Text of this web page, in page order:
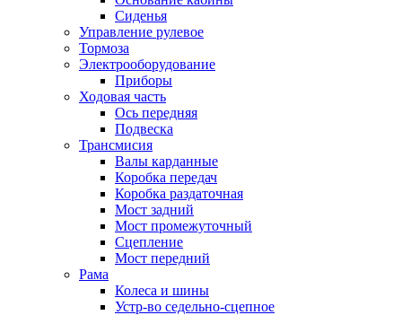
Сиденья
Управление рулевое
Тормоза
Электрооборудование
Приборы
Ходовая часть
Ось передняя
Подвеска
Трансмисия
Валы карданные
Коробка передач
Коробка раздаточная
Мост задний
Мост промежуточный
Сцепление
Мост передний
Рама
Колеса и шины
Устр-во седельно-сцепное